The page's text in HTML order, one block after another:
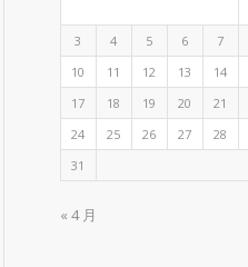
3
4 5 6 7
10
11 12 13 14
17
18 19 20 21
24
25 26 27 28
31
« 4 月